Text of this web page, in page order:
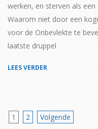
werken, en sterven als
Waarom niet door een
voor de Onbevlekte te
laatste druppel
LEES VERDER
Berichten
1 2 Volgende